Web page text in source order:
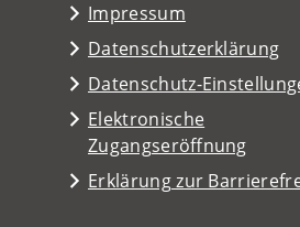
Impressum
Datenschutzerklärung
Datenschutz-
Elektronische
Zugangseröffnung
Erklärung zur